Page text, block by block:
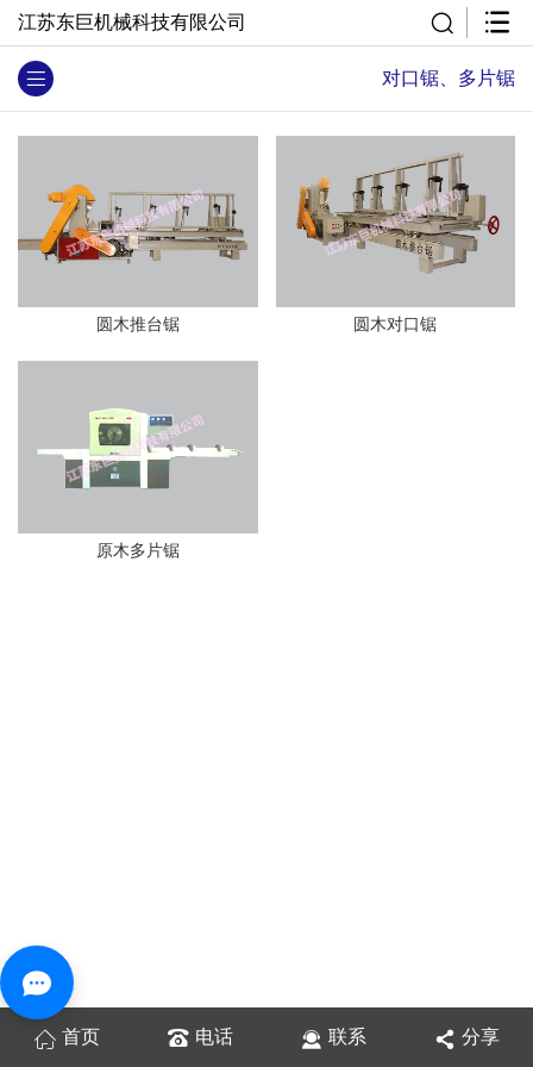
江苏东巨机械科技有限公司
对口锯、多片锯
圆木推台锯 圆木对口锯
原木多片锯
首页 电话 联系 分享